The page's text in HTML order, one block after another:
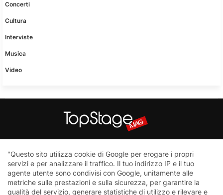
Concerti
Cultura
Interviste
Musica
Video
aggiornato senza nessuna periodicità. Non può pertanto
considerarsi un prodotto editoriale ai sensi della legge n.62 del
7.03.2001
"Questo sito utilizza cookie di Google per erogare i propri
servizi e per analizzare il traffico. Il tuo indirizzo IP e il tuo
agente utente sono condivisi con Google, unitamente alle
metriche sulle prestazioni e sulla sicurezza, per garantire la
qualità del servizio, generare statistiche di utilizzo e rilevare e